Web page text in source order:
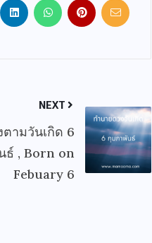
NEXT
ามวันเกิด 6
ธ์ , Born on
Febuary 6